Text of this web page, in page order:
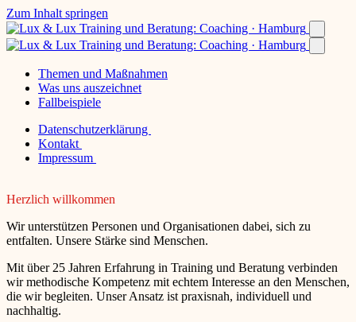
Zum Inhalt springen
Themen und Maßnahmen
Was uns auszeichnet
Fallbeispiele
Datenschutzerklärung
Kontakt
Impressum
Herzlich willkommen
Wir unterstützen Personen und Organisationen dabei, sich zu
entfalten. Unsere Stärke sind Menschen.
Mit über 25 Jahren Erfahrung in Training und Beratung verbinden
wir methodische Kompetenz mit echtem Interesse an den Menschen,
die wir begleiten. Unser Ansatz ist praxisnah, individuell und
nachhaltig.